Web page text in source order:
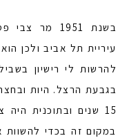
בשנת 1951
עיריית תל אביב ולכן
להרשות לי רישיון
בגבעת הרצל. היות
15 שנים ובתוכנית
במקום זה בכדי להשוות